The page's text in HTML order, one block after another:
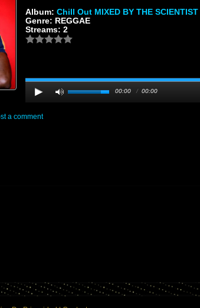
Album: Chill Out MIXED BY THE SCIENTIST
Genre: REGGAE
Streams: 2
00:00 / 00:00
a comment